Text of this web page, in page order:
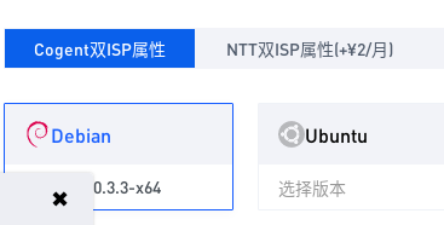
Cogent双ISP属性 NTT双ISP属性(+¥2/月)
Debian
Debian-10.3.3-x64
Ubuntu
选择版本
✖